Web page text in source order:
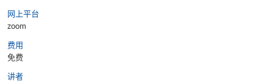
网上平台
zoom
费用
免费
讲者